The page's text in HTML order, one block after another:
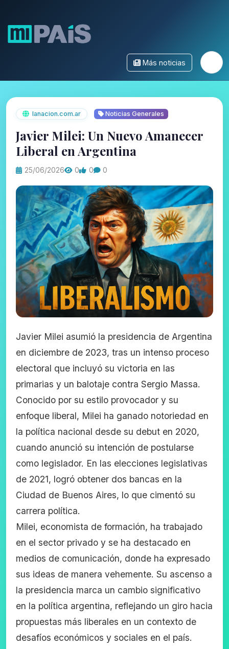
Más noticias
lanacion.com.ar Noticias Generales
Javier Milei: Un Nuevo Amanecer
Liberal en Argentina
25/06/2026 0 0 0
Javier Milei asumió la presidencia de Argentina
en diciembre de 2023, tras un intenso proceso
electoral que incluyó su victoria en las
primarias y un balotaje contra Sergio Massa.
Conocido por su estilo provocador y su
enfoque liberal, Milei ha ganado notoriedad en
la política nacional desde su debut en 2020,
cuando anunció su intención de postularse
como legislador. En las elecciones legislativas
de 2021, logró obtener dos bancas en la
Ciudad de Buenos Aires, lo que cimentó su
carrera política.
Milei, economista de formación, ha trabajado
en el sector privado y se ha destacado en
medios de comunicación, donde ha expresado
sus ideas de manera vehemente. Su ascenso a
la presidencia marca un cambio significativo
en la política argentina, reflejando un giro hacia
propuestas más liberales en un contexto de
desafíos económicos y sociales en el país.